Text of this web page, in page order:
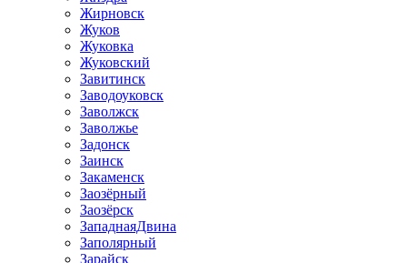
Жирновск
Жуков
Жуковка
Жуковский
Завитинск
Заводоуковск
Заволжск
Заволжье
Задонск
Заинск
Закаменск
Заозёрный
Заозёрск
ЗападнаяДвина
Заполярный
Зарайск